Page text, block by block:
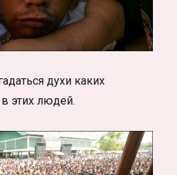
духи каких
этих людей.